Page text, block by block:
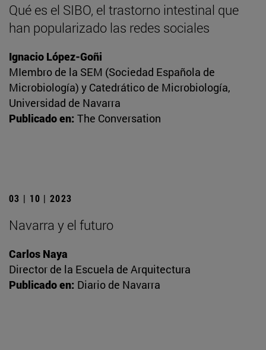
Qué es el SIBO, el trastorno intestinal que
han popularizado las redes sociales
Ignacio López-Goñi
MIembro de la SEM (Sociedad Española de
Microbiología) y Catedrático de Microbiología,
Universidad de Navarra
Publicado en: The Conversation
03 | 10 | 2023
Navarra y el futuro
Carlos Naya
Director de la Escuela de Arquitectura
Publicado en: Diario de Navarra